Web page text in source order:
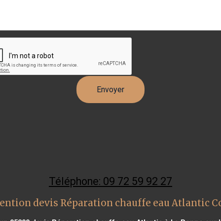
Téléphone: 09 72 59 92 27
devis Réparation chauffe eau Atlantic